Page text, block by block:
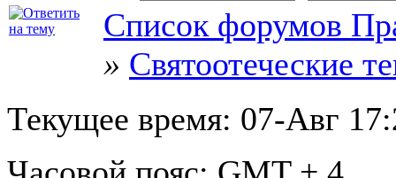
Список форумов
» Святоотеческие
Текущее время: 07-Авг